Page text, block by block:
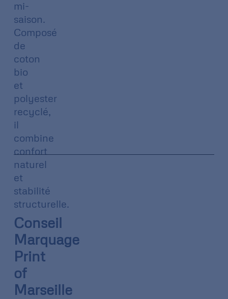
mi-
saison.
Composé
de
coton
bio
et
polyester
recyclé,
il
combine
confort
naturel
et
stabilité
structurelle.
Conseil
Marquage
Print
of
Marseille